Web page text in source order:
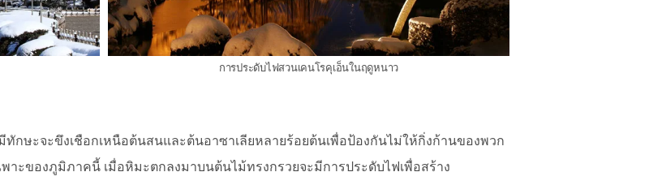
การประดับไฟสวนเคนโรคุเอ็นในฤดูหนาว
กษะจะขึงเชือกเหนือต้นสนและต้นอาซาเลียหลายร้อยต้นเพื่อป้องกันไม่ให้กิ่งก้านของพวก
ะของภูมิภาคนี้ เมื่อหิมะตกลงมาบนต้นไม้ทรงกรวยจะมีการประดับไฟเพื่อสร้าง